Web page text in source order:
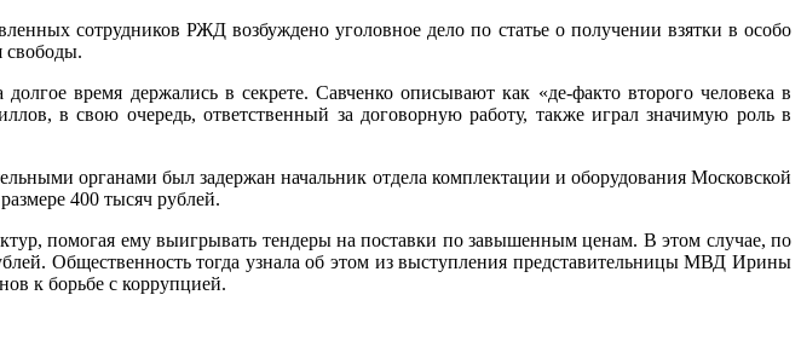
сотрудников РЖД возбуждено уголовное дело по статье о получении взятки в особо
свободы.
время держались в секрете. Савченко описывают как «де-факто второго человека в
в свою очередь, ответственный за договорную работу, также играл значимую роль в
органами был задержан начальник отдела комплектации и оборудования Московской
400 тысяч рублей.
помогая ему выигрывать тендеры на поставки по завышенным ценам. В этом случае, по
Общественность тогда узнала об этом из выступления представительницы МВД Ирины
к борьбе с коррупцией.